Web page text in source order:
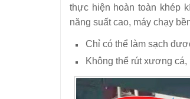
thực hiện hoàn toàn khép
năng suất cao, máy chạy
Chỉ có thể làm sạch
Không thể rút xương